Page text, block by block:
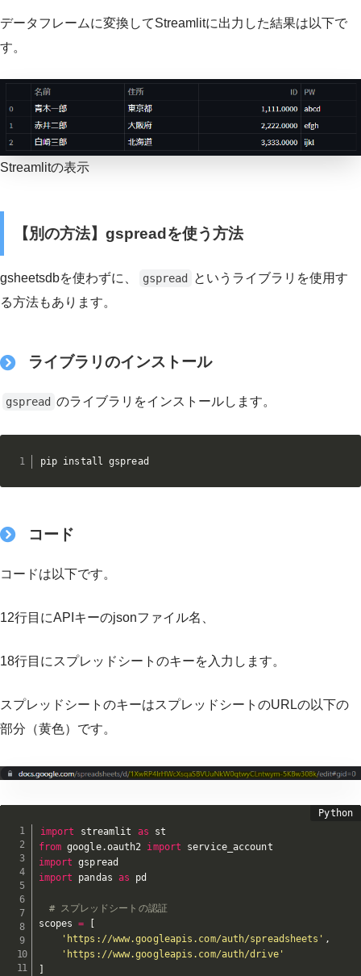
データフレームに変換してStreamlitに出力した結果は以下で
す。
Streamlitの表示
【別の方法】gspreadを使う方法
gsheetsdbを使わずに、 gspread
というライブラリを使用す
る方法もあります。
ライブラリのインストール
gspread のライブラリをインストールします。
pip install gspread
コード
コードは以下です。
12行目にAPIキーのjsonファイル名、
18行目にスプレッドシートのキーを入力します。
スプレッドシートのキーはスプレッドシートのURLの以下の
部分（黄色）です。
import streamlit as
from google.oauth2 import
import
import pandas as pd
# スプレッドシートの認証
scopes =
[
'https://www.googleapis.com/auth/spreadsheets' ,
'https://www.googleapis.com/auth/drive'
]